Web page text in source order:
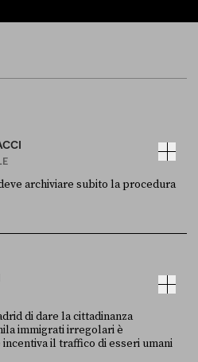
archiviare subito la procedura
di dare la cittadinanza
immigrati irregolari è
il traffico di esseri umani